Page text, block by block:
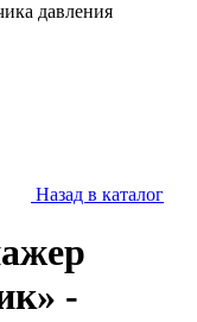
давления
Назад в каталог
-